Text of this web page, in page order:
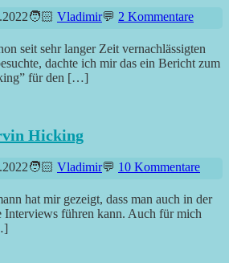
Vladimir 2 Kommentare
seit sehr langer Zeit vernachlässigten
dachte ich mir das ein Bericht zum
für den […]
Hicking
Vladimir 10 Kommentare
hat mir gezeigt, dass man auch in der
Interviews führen kann. Auch für mich